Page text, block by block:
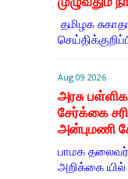
தமிழக
Aug 09 2026
அரசு
சேர்க்கை
அன்புமணி
பாமக தலைவர்
அறிக்கை யில்